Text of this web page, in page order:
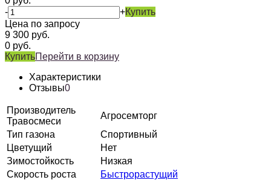
-
+Купить
Цена по запросу
9 300 руб.
0 руб.
КупитьПерейти в корзину
Характеристики
Отзывы0
Производитель
Травосмеси
Агросемторг
Тип газона
Спортивный
Цветущий
Нет
Зимостойкость
Низкая
Скорость роста
Быстрорастущий